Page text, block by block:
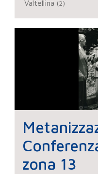
Valtellina (2)
zona 13